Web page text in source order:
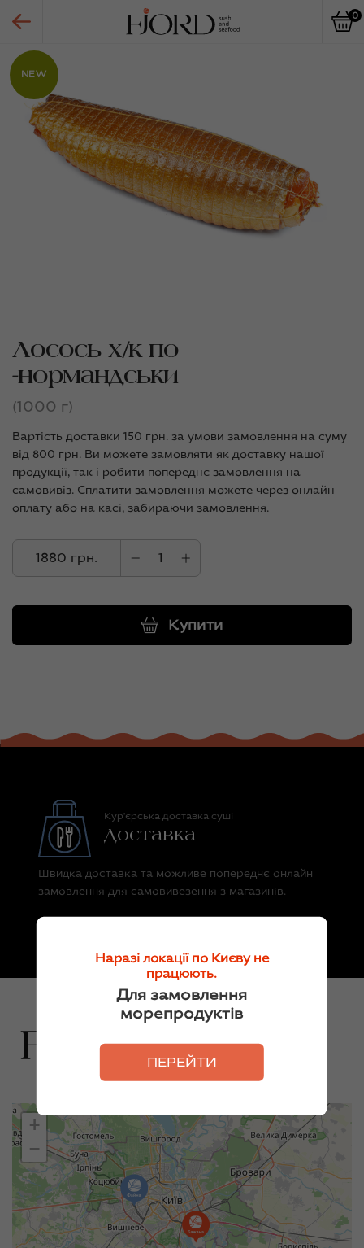
0
Наразі локації по Києву не
працюють.
Для замовлення
морепродуктів
ПЕРЕЙТИ
NEW
Лосось х/к по
-нормандськи
(1000 г)
Вартість доставки 150 грн. за умови замовлення на суму
від 800 грн. Ви можете замовляти як доставку нашої
продукції, так і робити попереднє замовлення на
самовивіз. Сплатити замовлення можете через онлайн
оплату або на касі, забираючи замовлення.
1880 грн.
Купити
Кур'єрська доставка суші
Доставка
Швидка доставка та можливе попереднє онлайн
замовлення для самовивезення з магазинів.
+
−